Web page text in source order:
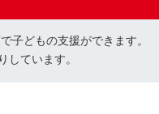
子どもの支援ができます。
しています。